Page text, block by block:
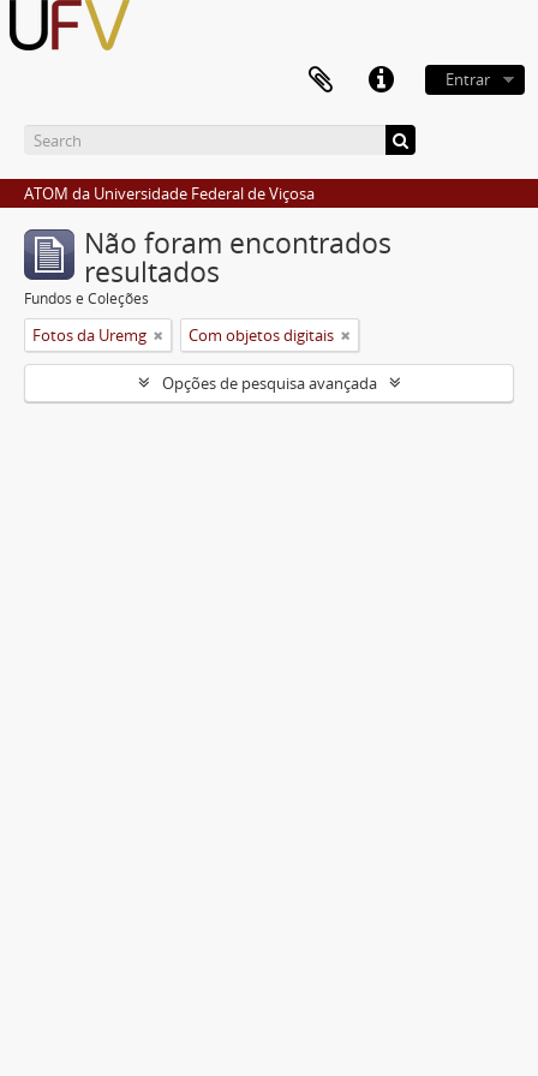
Entrar
ATOM da Universidade Federal de Viçosa
Não foram encontrados
resultados
Fundos e Coleções
Fotos da Uremg Com objetos digitais
Opções de pesquisa avançada